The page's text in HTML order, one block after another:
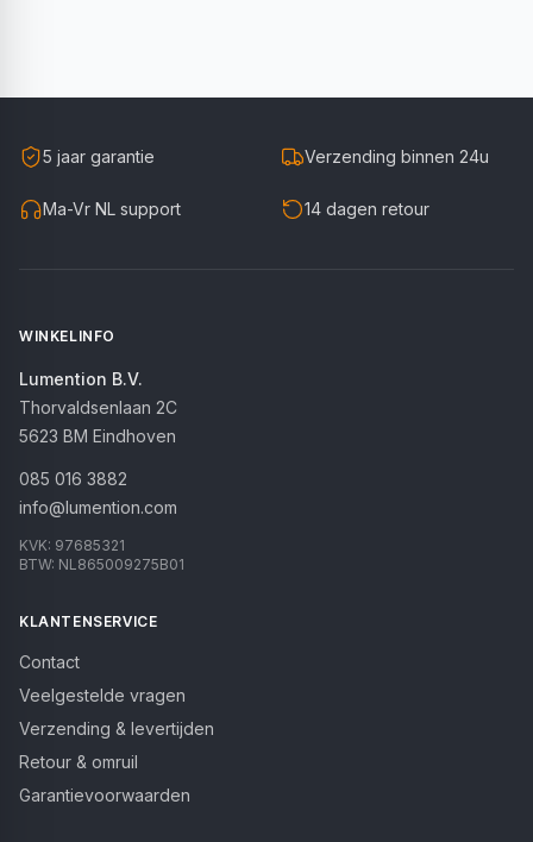
5 jaar garantie Verzending binnen 24u
Ma-Vr NL support 14 dagen retour
WINKELINFO
Lumention B.V.
Thorvaldsenlaan 2C
5623 BM Eindhoven
085 016 3882
info@lumention.com
KVK: 97685321
BTW: NL865009275B01
KLANTENSERVICE
Contact
Veelgestelde vragen
Verzending & levertijden
Retour & omruil
Garantievoorwaarden